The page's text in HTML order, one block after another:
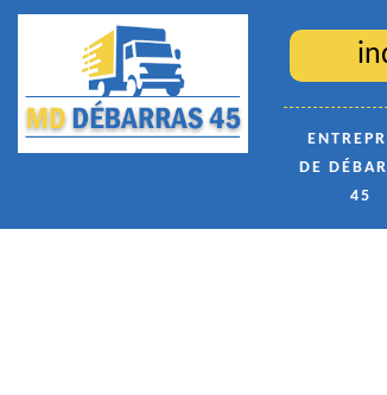
DE
45